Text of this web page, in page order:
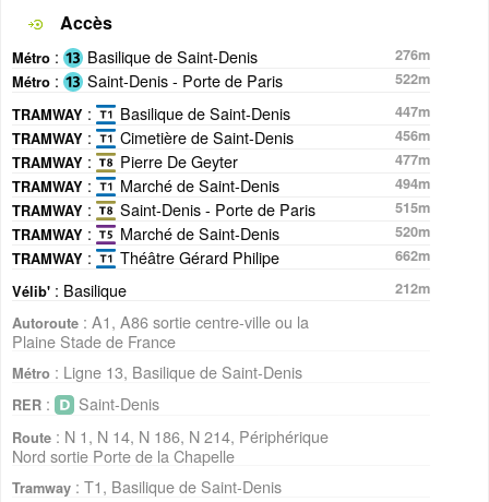
Accès
Métro : Basilique de Saint-Denis
276m
Métro : Saint-Denis - Porte de Paris
522m
TRAMWAY : Basilique de Saint-Denis
447m
TRAMWAY : Cimetière de Saint-Denis
456m
TRAMWAY : Pierre De Geyter
477m
TRAMWAY : Marché de Saint-Denis
494m
TRAMWAY : Saint-Denis - Porte de Paris
515m
TRAMWAY : Marché de Saint-Denis
520m
TRAMWAY : Théâtre Gérard Philipe
662m
Vélib' : Basilique
212m
Autoroute : A1, A86 sortie centre-ville ou la
Plaine Stade de France
Métro : Ligne 13, Basilique de Saint-Denis
RER : Saint-Denis
Route : N 1, N 14, N 186, N 214, Périphérique
Nord sortie Porte de la Chapelle
Tramway : T1, Basilique de Saint-Denis